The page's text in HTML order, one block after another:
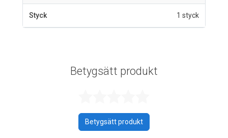
Styck 1 styck
Betygsätt produkt
Betygsätt produkt